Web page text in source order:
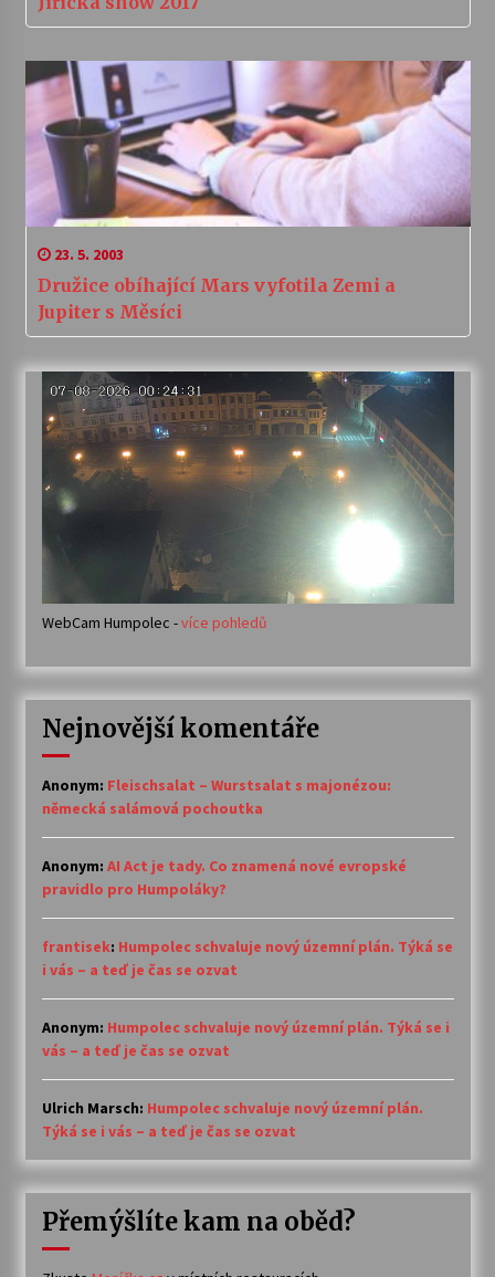
23. 5. 2003
Družice obíhající Mars vyfotila Zemi a
Jupiter s Měsíci
WebCam Humpolec -více pohledů
Nejnovější komentáře
Anonym: Fleischsalat – Wurstsalat s majonézou:
německá salámová pochoutka
Anonym: AI Act je tady. Co znamená nové evropské
pravidlo pro Humpoláky?
frantisek: Humpolec schvaluje nový územní plán. Týká se
i vás – a teď je čas se ozvat
Anonym: Humpolec schvaluje nový územní plán. Týká se i
vás – a teď je čas se ozvat
Ulrich Marsch: Humpolec schvaluje nový územní plán.
Týká se i vás – a teď je čas se ozvat
Přemýšlíte kam na oběd?